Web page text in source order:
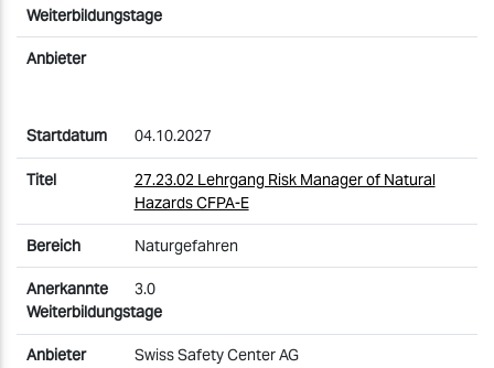
04.10.2027
27.23.02 Lehrgang Risk Manager of Natural
Hazards CFPA-E
Naturgefahren
3.0
Swiss Safety Center AG